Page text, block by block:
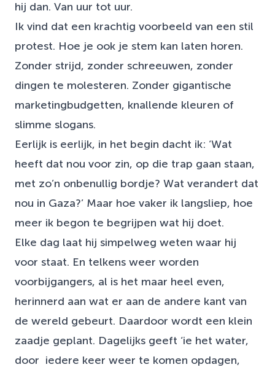
hij dan. Van uur tot uur.
Ik vind dat een krachtig voorbeeld van een stil
protest. Hoe je ook je stem kan laten horen.
Zonder strijd, zonder schreeuwen, zonder
dingen te molesteren. Zonder gigantische
marketingbudgetten, knallende kleuren of
slimme slogans.
Eerlijk is eerlijk, in het begin dacht ik: ‘Wat
heeft dat nou voor zin, op die trap gaan staan,
met zo’n onbenullig bordje? Wat verandert dat
nou in Gaza?’ Maar hoe vaker ik langsliep, hoe
meer ik begon te begrijpen wat hij doet.
Elke dag laat hij simpelweg weten waar hij
voor staat. En telkens weer worden
voorbijgangers, al is het maar heel even,
herinnerd aan wat er aan de andere kant van
de wereld gebeurt. Daardoor wordt een klein
zaadje geplant. Dagelijks geeft ‘ie het water,
door iedere keer weer te komen opdagen,